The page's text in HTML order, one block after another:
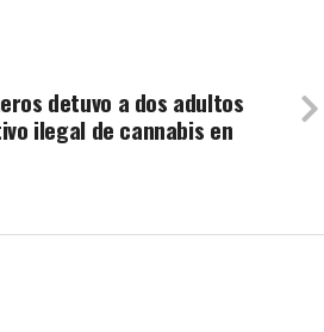
detuvo a dos adultos
ilegal de cannabis en